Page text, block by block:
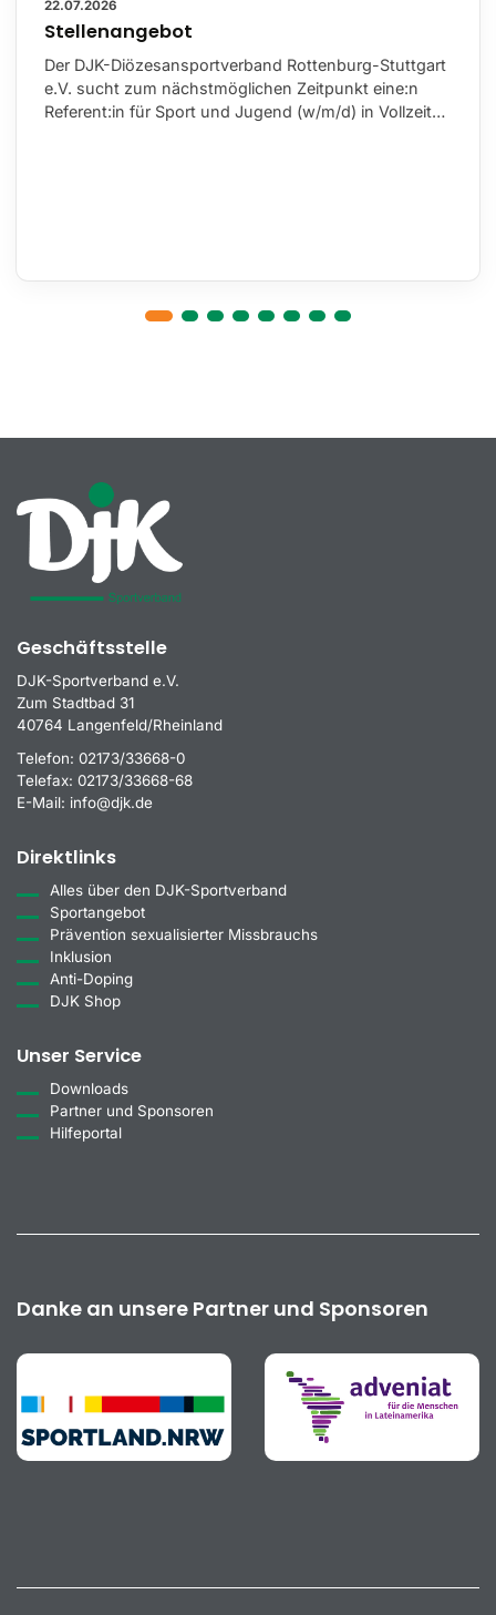
22.07.2026
Stellenangebot
Der DJK-Diözesansportverband Rottenburg-Stuttgart
e.V. sucht zum nächstmöglichen Zeitpunkt eine:n
Referent:in für Sport und Jugend (w/m/d) in Vollzeit…
Geschäftsstelle
DJK-Sportverband e.V.
Zum Stadtbad 31
40764 Langenfeld/Rheinland
Telefon: 02173/33668-0
Telefax: 02173/33668-68
E-Mail: info@djk.de
Direktlinks
Alles über den DJK-Sportverband
Sportangebot
Prävention sexualisierter Missbrauchs
Inklusion
Anti-Doping
DJK Shop
Unser Service
Downloads
Partner und Sponsoren
Hilfeportal
Danke an unsere Partner und Sponsoren